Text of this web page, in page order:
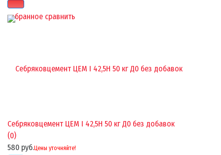
избранное сравнить
Себряковцемент ЦЕМ I 42,5Н 50 кг Д0 без добавок
(0)
580 руб.Цены уточняйте!